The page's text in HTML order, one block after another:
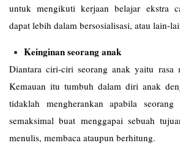
untuk mengikuti kerjaan belajar ekstra
dapat lebih dalam bersosialisasi, atau lain-
Keinginan seorang anak
Diantara ciri-ciri seorang anak yaitu rasa
Kemauan itu tumbuh dalam diri anak
tidaklah mengherankan apabila
semaksimal buat menggapai sebuah
menulis, membaca ataupun berhitung.